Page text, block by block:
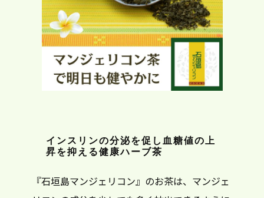
インスリンの分泌を促し血糖値の上
昇を抑える健康ハーブ茶
『石垣島マンジェリコン』のお茶は、マンジェ